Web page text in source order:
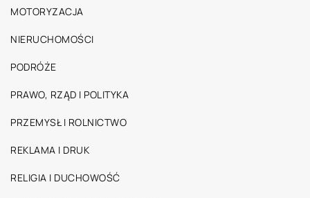
MOTORYZACJA
NIERUCHOMOŚCI
PODRÓŻE
PRAWO, RZĄD I POLITYKA
PRZEMYSŁ I ROLNICTWO
REKLAMA I DRUK
RELIGIA I DUCHOWOŚĆ